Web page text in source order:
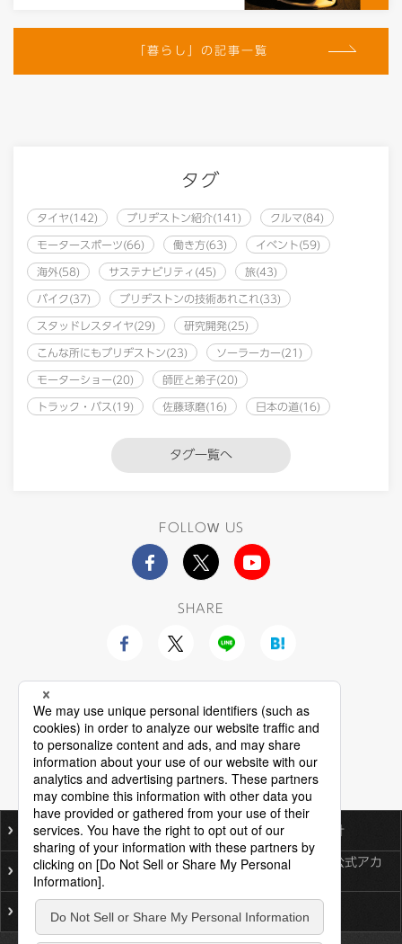
「暮らし」の記事一覧
タグ
タイヤ(142) ブリヂストン紹介(141) クルマ(84)
モータースポーツ(66) 働き方(63) イベント(59)
海外(58) サステナビリティ(45) 旅(43)
バイク(37) ブリヂストンの技術あれこれ(33)
スタッドレスタイヤ(29) 研究開発(25)
こんな所にもブリヂストン(23) ソーラーカー(21)
モーターショー(20) 師匠と弟子(20)
トラック・バス(19) 佐藤琢磨(16) 日本の道(16)
タグ一覧へ
FOLLOW US
SHARE
ご利用にあたって 個人情報保護基本方針
プライバシーポリシー
ソーシャルメディア公式アカ
サイトマップ お問い合わせ